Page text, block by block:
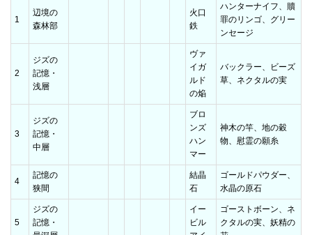
1
辺境の
森林部
火口
鉄
ハンターナイフ、贖
罪のリンゴ、グリー
ンセージ
2
ジズの
記憶・
浅層
ヴァ
イガ
ルド
の焔
バックラー、ビーズ
草、ネクタルの実
3
ジズの
記憶・
中層
ブロ
ンズ
ハン
マー
神木の竿、地の穀
物、慰霊の願糸
4
記憶の
狭間
結晶
石
ゴールドパウダー、
水晶の原石
5
ジズの
記憶・
イー
ビル
ゴーストボーン、ネ
クタルの実、妖精の